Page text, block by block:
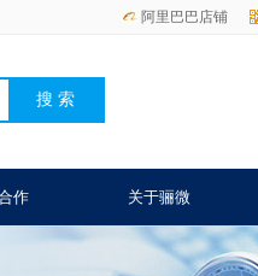
阿里巴巴店铺
作 关于骊微